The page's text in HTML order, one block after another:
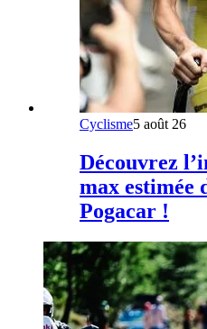
Cyclisme5 août 26
Découvrez
max estimée
Pogacar !